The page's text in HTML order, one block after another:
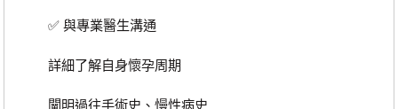
✅ 與專業醫生溝通
詳細了解自身懷孕周期
闡明過往手術史、慢性病史